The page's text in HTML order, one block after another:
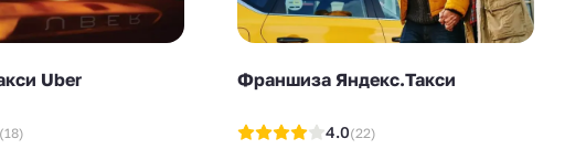
Uber
(18)
Франшиза Яндекс.Такси
4.0(22)